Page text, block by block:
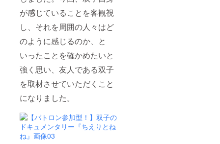
が感じていることを客観視
し、それを周囲の人々はど
のように感じるのか、と
いったことを確かめたいと
強く思い、友人である双子
を取材させていただくこと
になりました。